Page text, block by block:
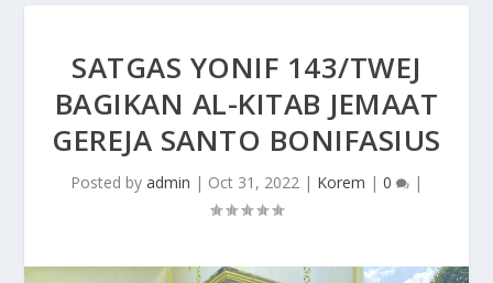
SATGAS YONIF 143/TWEJ
BAGIKAN AL-KITAB JEMAAT
GEREJA SANTO BONIFASIUS
Posted by admin | Oct 31, 2022 | Korem | 0 |